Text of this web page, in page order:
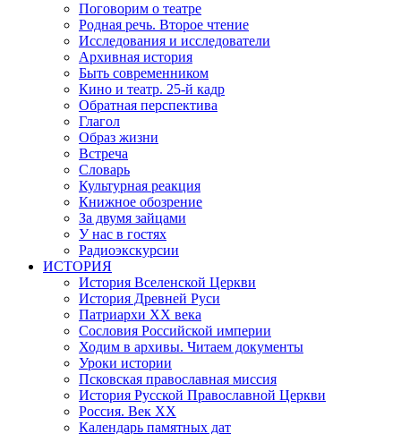
Поговорим о театре
Родная речь. Второе чтение
Исследования и исследователи
Архивная история
Быть современником
Кино и театр. 25-й кадр
Обратная перспектива
Глагол
Образ жизни
Встреча
Словарь
Культурная реакция
Книжное обозрение
За двумя зайцами
У нас в гостях
Радиоэкскурсии
ИСТОРИЯ
История Вселенской Церкви
История Древней Руси
Патриархи XX века
Сословия Российской империи
Ходим в архивы. Читаем документы
Уроки истории
Псковская православная миссия
История Русской Православной Церкви
Россия. Век ХХ
Календарь памятных дат